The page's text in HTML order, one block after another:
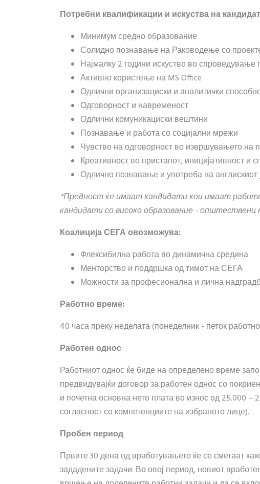
Потребни квалификации и искуства на
Минимум средно образование
Солидно познавање на Раководење со
Најмалку 2 години искуство во спроведување
Активно користење на MS Office
Одлични организациски и аналитички
Одговорност и навременост
Одлични комуникациски вештини
Познавање и работа со социјални мрежи
Чувство на одговорност во извршувањето на
Креативност во пристапот, иницијативност и
Одлично познавање и употреба на
*Предност ќе имаат кандидати кои имаат
кандидати со високо образование - општествени
Коалиција СЕГА овозможува:
Флексибилна работа во динамична средина
Менторство и поддршка од тимот на СЕГА
Можности за професионална и лична
Работно време:
40 часа преку неделата (понеделник - петок
Работен однос
Работниот однос ќе биде на определено време
предвидувајќи договор за работен однос со
и почетна основна нето плата во износ од 25.000
согласност со компетенциите на избраното лице).
Пробен период
Првите 30 дена од вработувањето ќе се сметаат
зададените задачи. Во овој период, новиот